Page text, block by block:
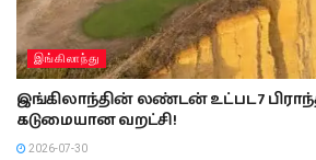
இங்கிலாந்து
இங்கிலாந்தின் லண்டன் உட்பட 7
கடுமையான வறட்சி!
2026-07-30